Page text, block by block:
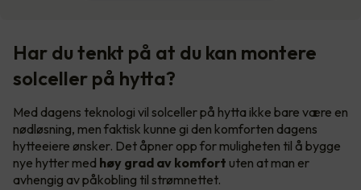
Har du tenkt på at du kan montere
solceller på hytta?
Med dagens teknologi vil solceller på hytta ikke bare være en
nødløsning, men faktisk kunne gi den komforten dagens
hytteeiere ønsker. Det åpner opp for muligheten til å bygge
nye hytter med høy grad av komfort uten at man er
avhengig av påkobling til strømnettet.